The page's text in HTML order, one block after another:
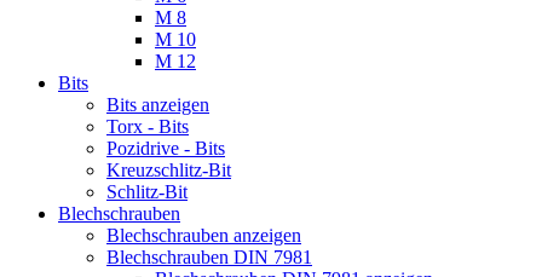
M 8
M 10
M 12
Bits
Bits anzeigen
Torx - Bits
Pozidrive - Bits
Kreuzschlitz-Bit
Schlitz-Bit
Blechschrauben
Blechschrauben anzeigen
Blechschrauben DIN 7981